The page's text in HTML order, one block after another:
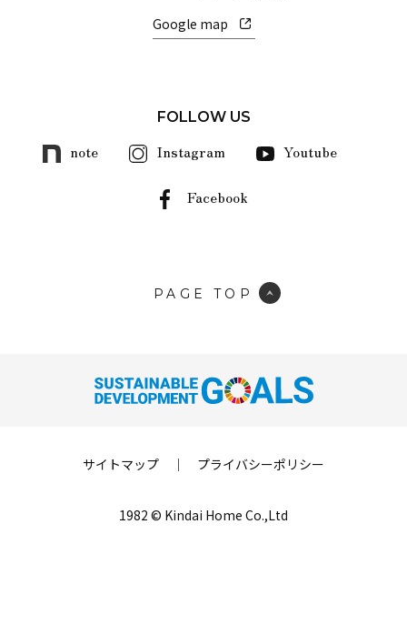
Google map
FOLLOW US
note Instagram Youtube
Facebook
PAGE TOP
サイトマップ ｜ プライバシーポリシー
1982 © Kindai Home Co.,Ltd